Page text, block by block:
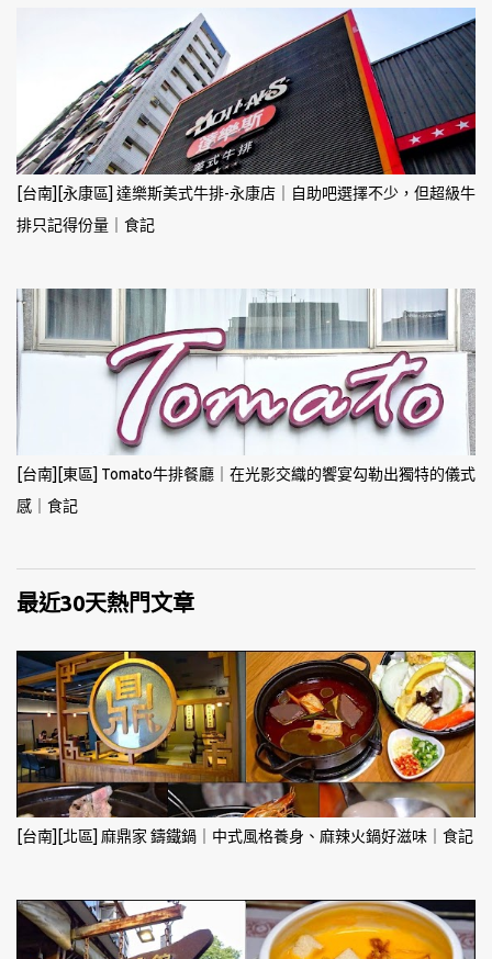
[台南][永康區] 達樂斯美式牛排-永康店｜自助吧選擇不少，但超級牛
排只記得份量｜食記
[台南][東區] Tomato牛排餐廳｜在光影交織的饗宴勾勒出獨特的儀式
感｜食記
最近30天熱門文章
[台南][北區] 麻鼎家 鑄鐵鍋｜中式風格養身、麻辣火鍋好滋味｜食記